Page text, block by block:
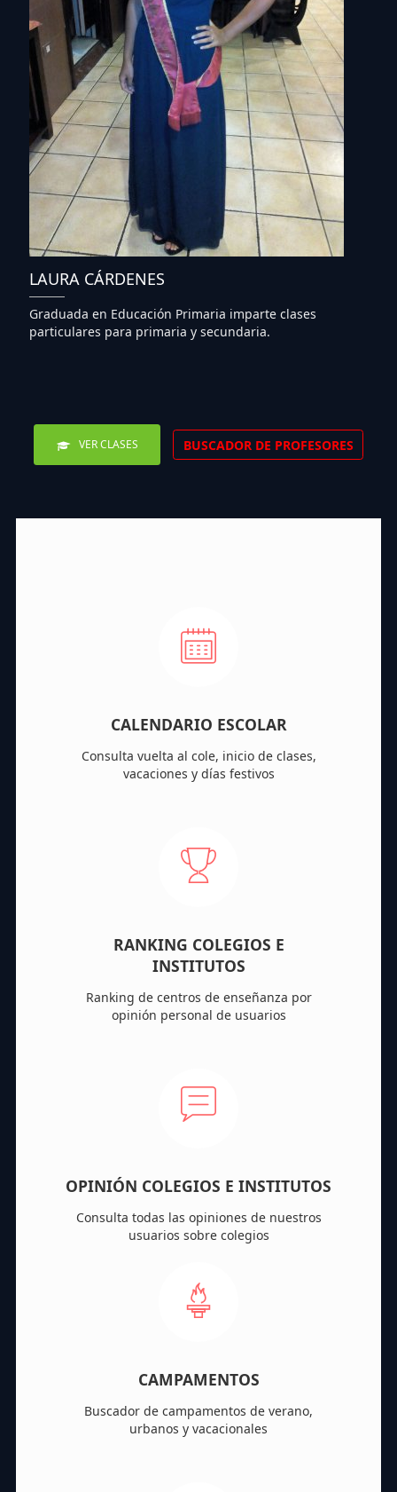
LAURA CÁRDENES
Graduada en Educación Primaria imparte clases
particulares para primaria y secundaria.
VER CLASES BUSCADOR DE PROFESORES
CALENDARIO ESCOLAR
Consulta vuelta al cole, inicio de clases,
vacaciones y días festivos
RANKING COLEGIOS E
INSTITUTOS
Ranking de centros de enseñanza por
opinión personal de usuarios
OPINIÓN COLEGIOS E INSTITUTOS
Consulta todas las opiniones de nuestros
usuarios sobre colegios
CAMPAMENTOS
Buscador de campamentos de verano,
urbanos y vacacionales